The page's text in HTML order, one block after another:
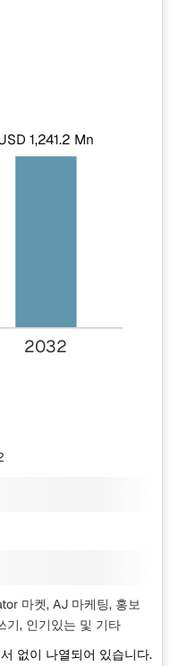
1,241.2 Mn
2032
마켓, AJ 마케팅, 홍보
기, 인기있는 및 기타
없이 나열되어 있습니다.